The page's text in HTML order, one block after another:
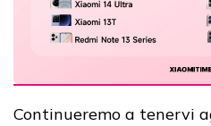
Continueremo a tenervi